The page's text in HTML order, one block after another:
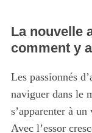
La nouvelle
comment y
Les passionnés
naviguer dans le
s’apparenter à
Avec l’essor